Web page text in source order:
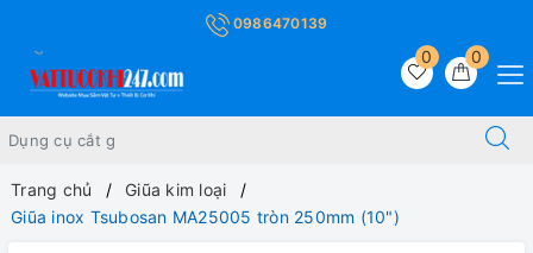
0986470139
0
0
Trang chủ
Giũa kim loại
Giũa inox Tsubosan MA25005 tròn 250mm (10")